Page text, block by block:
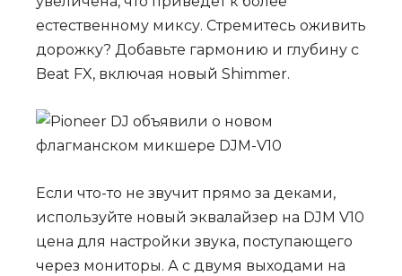
естественному миксу. Стремитесь оживить
дорожку? Добавьте гармонию и глубину с
Beat FX, включая новый Shimmer.
Если что-то не звучит прямо за деками,
используйте новый эквалайзер на DJM V10
цена для настройки звука, поступающего
через мониторы. А с двумя выходами на